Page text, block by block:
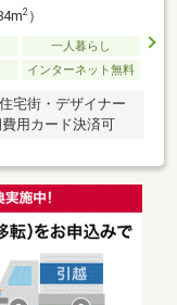
2）
一人暮らし
インターネット無料
宅街・デザイナー
用カード決済可